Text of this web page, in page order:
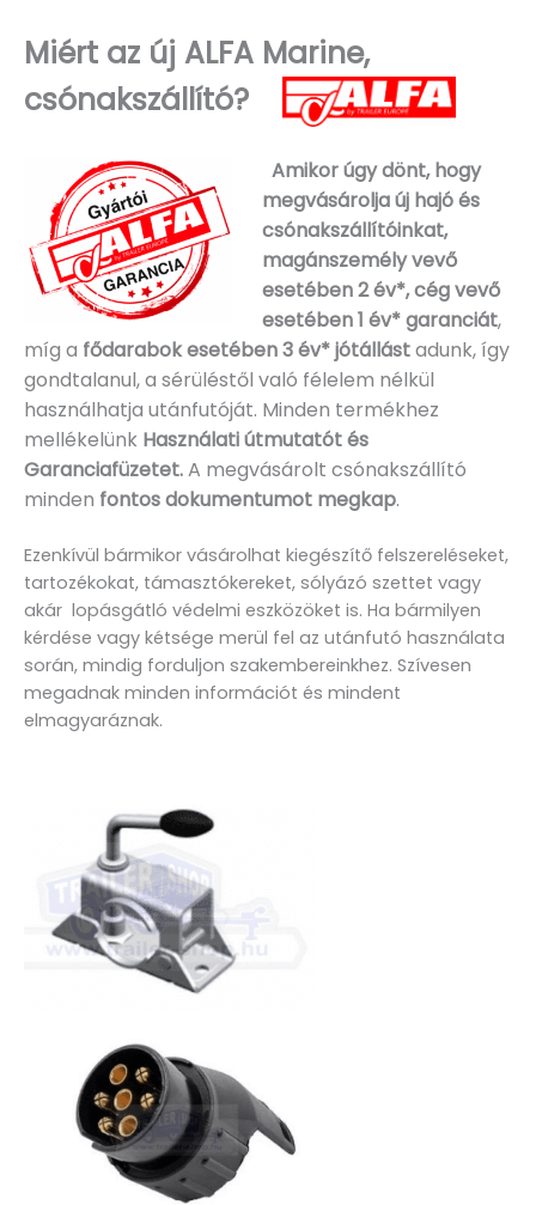
Miért az új ALFA Marine,
csónakszállító?
Amikor úgy dönt, hogy
megvásárolja új hajó és
csónakszállítóinkat,
magánszemély vevő
esetében 2 év*, cég vevő
esetében 1 év* garanciát,
míg a fődarabok esetében 3 év* jótállástadunk, így
gondtalanul, a sérüléstől való félelem nélkül
használhatja utánfutóját. Minden termékhez
mellékelünk Használati útmutatót és
Garanciafüzetet.A megvásárolt csónakszállító
minden fontos dokumentumot megkap.
Ezenkívül bármikor vásárolhat kiegészítő felszereléseket,
tartozékokat, támasztókereket, sólyázó szettet vagy
akár lopásgátló védelmi eszközöket is. Ha bármilyen
kérdése vagy kétsége merül fel az utánfutó használata
során, mindig forduljon szakembereinkhez. Szívesen
megadnak minden információt és mindent
elmagyaráznak.